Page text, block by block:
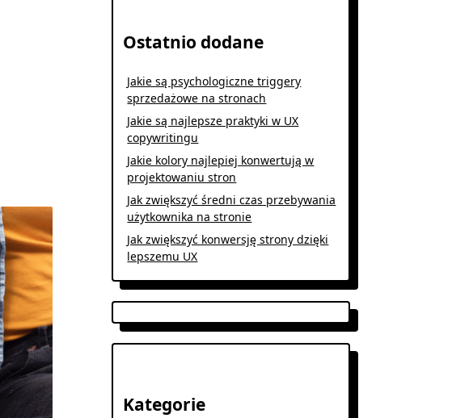
Ostatnio dodane
Jakie są psychologiczne triggery
sprzedażowe na stronach
Jakie są najlepsze praktyki w UX
copywritingu
Jakie kolory najlepiej konwertują w
projektowaniu stron
Jak zwiększyć średni czas przebywania
użytkownika na stronie
Jak zwiększyć konwersję strony dzięki
lepszemu UX
Kategorie